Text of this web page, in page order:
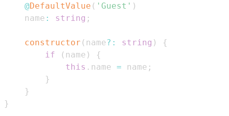
@DefaultValue ( 'Guest' )
    name
: string ;
constructor ( name? : string )
{
if
( name )
{
this . name = name ;
}
}
}